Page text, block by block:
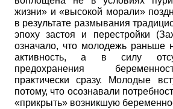
жизни» и «высокой морали»
в результате размывания
эпоху застоя и перестройки
означало, что молодежь раньше
активность, а в силу
предохранения
практически сразу. Молодые
потому, что осознавали
«прикрыть» возникшую